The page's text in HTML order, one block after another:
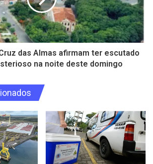
das Almas afirmam ter escutado
na noite deste domingo